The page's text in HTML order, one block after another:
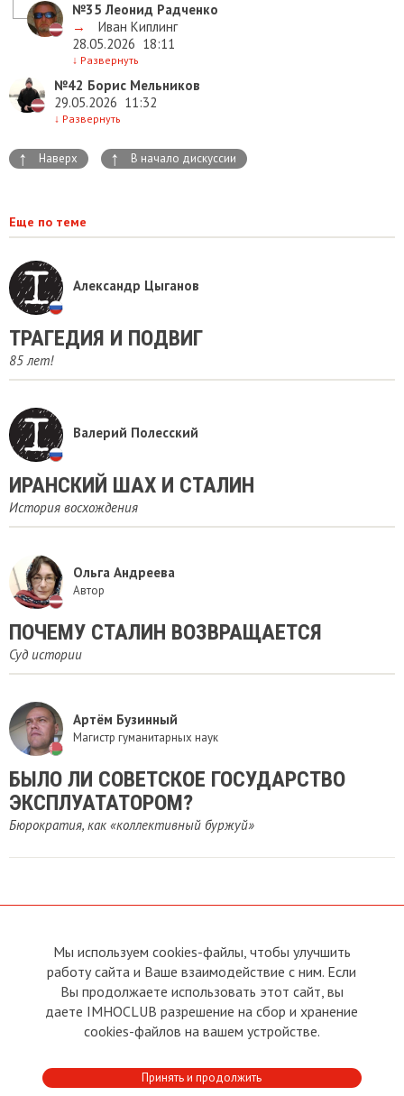
№35 Леонид Радченко
→
Иван Киплинг
28.05.2026 18:11
↓ Развернуть
№42 Борис Мельников
29.05.2026 11:32
↓ Развернуть
↑ Наверх ↑ В начало дискуссии
Еще по теме
Александр Цыганов
ТРАГЕДИЯ И ПОДВИГ
85 лет!
Валерий Полесский
ИРАНСКИЙ ШАХ И СТАЛИН
История восхождения
Ольга Андреева
Автор
​ПОЧЕМУ СТАЛИН ВОЗВРАЩАЕТСЯ
Суд истории
Артём Бузинный
Магистр гуманитарных наук
БЫЛО ЛИ СОВЕТСКОЕ ГОСУДАРСТВО
ЭКСПЛУАТАТОРОМ?
Бюрократия, как «коллективный буржуй»
О сайте
Условия пользования
Политика конфиденциальности
Прямая связь с
Председателем
Прямая связь c членами клуба
Реклама
Контакты
Club
Мы используем cookies-файлы, чтобы улучшить
работу сайта и Ваше взаимодействие с ним. Если
Вы продолжаете использовать этот сайт, вы
даете IMHOCLUB разрешение на сбор и хранение
cookies-файлов на вашем устройстве.
Принять и продолжить